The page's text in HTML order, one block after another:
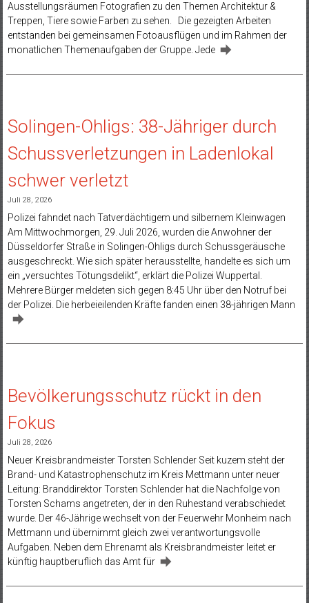
Ausstellungsräumen Fotografien zu den Themen Architektur &
Treppen, Tiere sowie Farben zu sehen. Die gezeigten Arbeiten
entstanden bei gemeinsamen Fotoausflügen und im Rahmen der
monatlichen Themenaufgaben der Gruppe. Jede
Solingen-Ohligs: 38-Jähriger durch
Schussverletzungen in Ladenlokal
schwer verletzt
Juli 28, 2026
Polizei fahndet nach Tatverdächtigem und silbernem Kleinwagen
Am Mittwochmorgen, 29. Juli 2026, wurden die Anwohner der
Düsseldorfer Straße in Solingen-Ohligs durch Schussgeräusche
ausgeschreckt. Wie sich später herausstellte, handelte es sich um
ein „versuchtes Tötungsdelikt“, erklärt die Polizei Wuppertal.
Mehrere Bürger meldeten sich gegen 8:45 Uhr über den Notruf bei
der Polizei. Die herbeieilenden Kräfte fanden einen 38-jährigen Mann
Bevölkerungsschutz rückt in den
Fokus
Juli 28, 2026
Neuer Kreisbrandmeister Torsten Schlender Seit kuzem steht der
Brand- und Katastrophenschutz im Kreis Mettmann unter neuer
Leitung: Branddirektor Torsten Schlender hat die Nachfolge von
Torsten Schams angetreten, der in den Ruhestand verabschiedet
wurde. Der 46-Jährige wechselt von der Feuerwehr Monheim nach
Mettmann und übernimmt gleich zwei verantwortungsvolle
Aufgaben. Neben dem Ehrenamt als Kreisbrandmeister leitet er
künftig hauptberuflich das Amt für